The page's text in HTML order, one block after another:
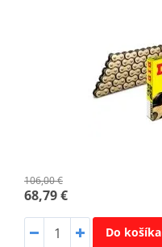
106,00 €
68,79 €
Do košíka